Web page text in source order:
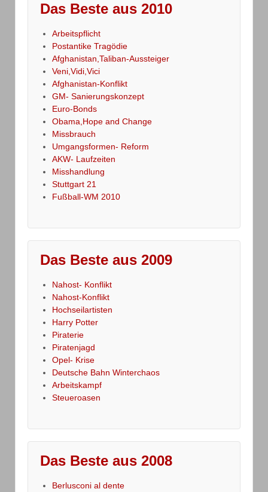
Das Beste aus 2010
Arbeitspflicht
Postantike Tragödie
Afghanistan,Taliban-Aussteiger
Veni,Vidi,Vici
Afghanistan-Konflikt
GM- Sanierungskonzept
Euro-Bonds
Obama,Hope and Change
Missbrauch
Umgangsformen- Reform
AKW- Laufzeiten
Misshandlung
Stuttgart 21
Fußball-WM 2010
Das Beste aus 2009
Nahost- Konflikt
Nahost-Konflikt
Hochseilartisten
Harry Potter
Piraterie
Piratenjagd
Opel- Krise
Deutsche Bahn Winterchaos
Arbeitskampf
Steueroasen
Das Beste aus 2008
Berlusconi al dente